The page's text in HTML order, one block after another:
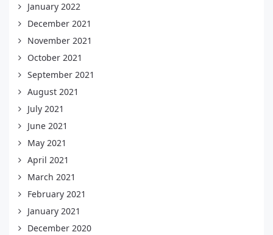
January 2022
December 2021
November 2021
October 2021
September 2021
August 2021
July 2021
June 2021
May 2021
April 2021
March 2021
February 2021
January 2021
December 2020